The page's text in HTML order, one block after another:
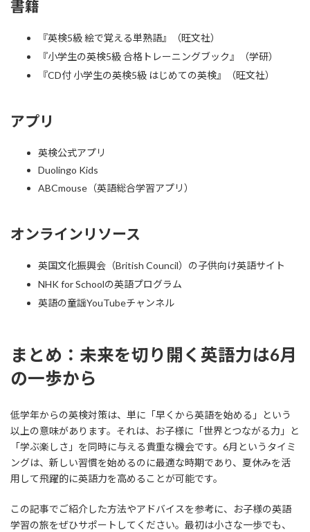
書籍
『英検5級 絵で覚える単熟語』（旺文社）
『小学生の英検5級 合格トレーニングブック』（学研）
『CD付 小学生の英検5級 はじめての英検』（旺文社）
アプリ
英検公式アプリ
Duolingo Kids
ABCmouse（英語総合学習アプリ）
オンラインリソース
英国文化振興会（British Council）の子供向け英語サイト
NHK for Schoolの英語プログラム
英語の童謡YouTubeチャンネル
まとめ：未来を切り開く英語力は6月
の一歩から
低学年からの英検対策は、単に「早くから英語を始める」という
以上の意味があります。それは、お子様に「世界とつながる力」と
「学ぶ楽しさ」を同時に与える貴重な機会です。6月というタイミ
ングは、新しい習慣を始めるのに最適な時期であり、夏休みを活
用して飛躍的に英語力を高めることが可能です。
この記事でご紹介した方法やアドバイスを参考に、お子様の英語
学習の旅をぜひサポートしてください。最初は小さな一歩でも、